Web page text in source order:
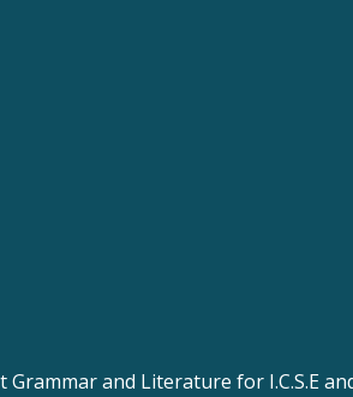
and Literature for I.C.S.E